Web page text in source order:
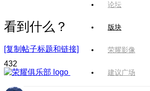
论坛
版块
荣耀影像
建议广场
看到什么？
[复制帖子标题和链接]
432